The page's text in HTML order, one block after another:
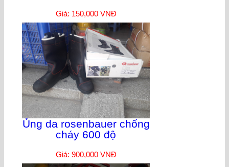
Giá: 150,000 VNĐ
Ủng da rosenbauer chống
cháy 600 độ
Giá: 900,000 VNĐ